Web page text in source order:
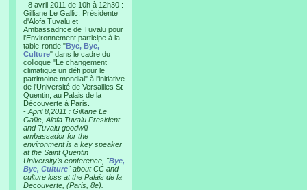
- 8 avril 2011 de 10h à 12h30 :
Gilliane Le Gallic, Présidente
d'Alofa Tuvalu et
Ambassadrice de Tuvalu pour
l'Environnement participe à la
table-ronde "Bye, Bye,
Culture" dans le cadre du
colloque "Le changement
climatique un défi pour le
patrimoine mondial" à l'initiative
de l'Université de Versailles St
Quentin, au Palais de la
Découverte à Paris.
- April 8,2011 : Gilliane Le
Gallic, Alofa Tuvalu President
and Tuvalu goodwill
ambassador for the
environment is a key speaker
at the Saint Quentin
University’s conference, "Bye,
Bye, Culture" about CC and
culture loss at the Palais de la
Decouverte, (Paris, 8e).